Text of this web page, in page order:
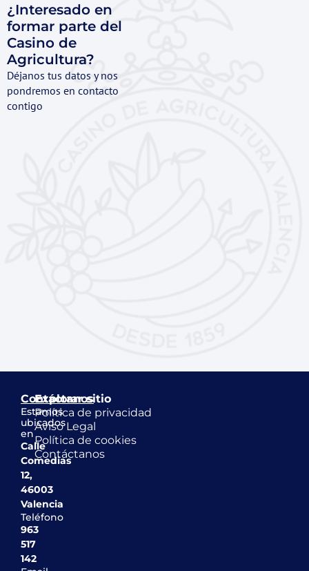
¿Interesado en
formar parte del
Casino de
Agricultura?
Déjanos tus datos y nos
pondremos en contacto
contigo
Contáctanos
Estamos
ubicados
en
Calle
Comedias
12,
46003
Valencia
Teléfono
963
517
142
Explorar sitio
Política de privacidad
Aviso Legal
Política de cookies
Contáctanos